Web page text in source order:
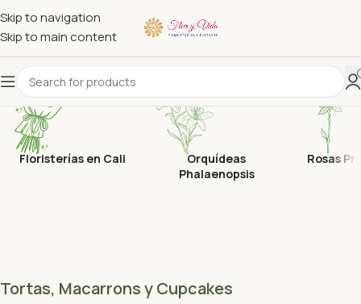
Skip to navigation
Skip to main content
Floristerías en Cali
Orquídeas
Phalaenopsis
Rosas
Tortas, Macarrons y Cupcakes